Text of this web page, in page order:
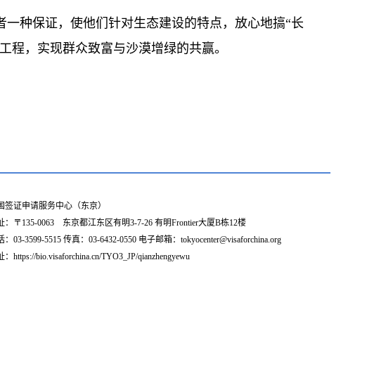
种保证，使他们针对生态建设的特点，放心地搞“长
程，实现群众致富与沙漠增绿的共赢。
签证申请服务中心（东京）
：〒135-0063 东京都江东区有明3-7-26 有明Frontier大厦B栋12楼
：03-3599-5515 传真：03-6432-0550 电子邮箱：tokyocenter@visaforchina.org
：https://bio.visaforchina.cn/TYO3_JP/qianzhengyewu